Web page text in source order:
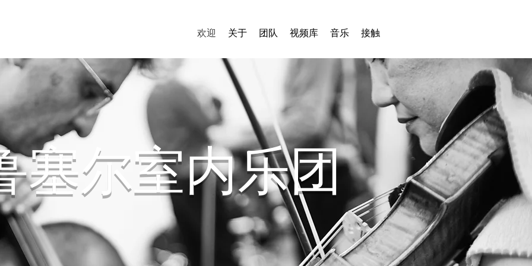
欢迎 关于 团队 视频库 音乐 接触
塞尔室内乐团